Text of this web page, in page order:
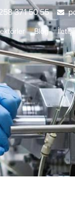
371 50 55
Blog